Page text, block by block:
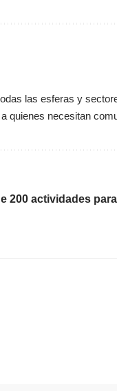
las esferas y
quienes necesitan
200 actividades para